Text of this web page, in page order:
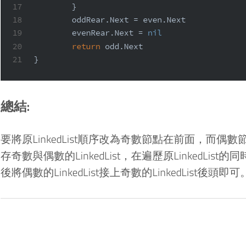
17
18
19
20
21
	}
	oddRear.Next = even.Next
	evenRear.Next =
nil
return odd.Next
}
總結:
要將原LinkedList順序改為奇數節點在前面，而偶
存奇數與偶數的LinkedList，在遍歷原LinkedList的
後將偶數的LinkedList接上奇數的LinkedList後頭即可